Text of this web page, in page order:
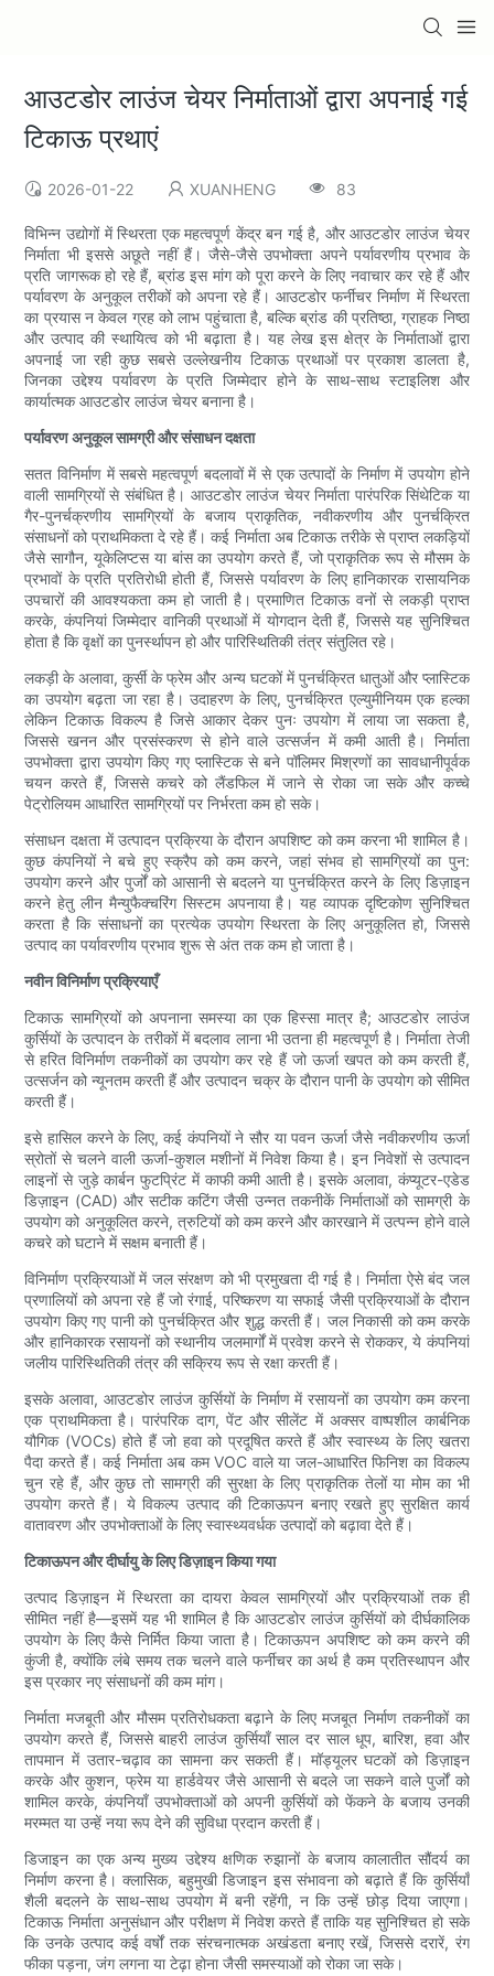
आउटडोर लाउंज चेयर निर्माताओं द्वारा अपनाई गई
टिकाऊ प्रथाएं
2026-01-22 XUANHENG 83
विभिन्न उद्योगों में स्थिरता एक महत्वपूर्ण केंद्र बन गई है, और आउटडोर लाउंज चेयर
निर्माता भी इससे अछूते नहीं हैं। जैसे-जैसे उपभोक्ता अपने पर्यावरणीय प्रभाव के
प्रति जागरूक हो रहे हैं, ब्रांड इस मांग को पूरा करने के लिए नवाचार कर रहे हैं और
पर्यावरण के अनुकूल तरीकों को अपना रहे हैं। आउटडोर फर्नीचर निर्माण में स्थिरता
का प्रयास न केवल ग्रह को लाभ पहुंचाता है, बल्कि ब्रांड की प्रतिष्ठा, ग्राहक निष्ठा
और उत्पाद की स्थायित्व को भी बढ़ाता है। यह लेख इस क्षेत्र के निर्माताओं द्वारा
अपनाई जा रही कुछ सबसे उल्लेखनीय टिकाऊ प्रथाओं पर प्रकाश डालता है,
जिनका उद्देश्य पर्यावरण के प्रति जिम्मेदार होने के साथ-साथ स्टाइलिश और
कार्यात्मक आउटडोर लाउंज चेयर बनाना है।
पर्यावरण अनुकूल सामग्री और संसाधन दक्षता
सतत विनिर्माण में सबसे महत्वपूर्ण बदलावों में से एक उत्पादों के निर्माण में उपयोग होने
वाली सामग्रियों से संबंधित है। आउटडोर लाउंज चेयर निर्माता पारंपरिक सिंथेटिक या
गैर-पुनर्चक्रणीय सामग्रियों के बजाय प्राकृतिक, नवीकरणीय और पुनर्चक्रित
संसाधनों को प्राथमिकता दे रहे हैं। कई निर्माता अब टिकाऊ तरीके से प्राप्त लकड़ियों
जैसे सागौन, यूकेलिप्टस या बांस का उपयोग करते हैं, जो प्राकृतिक रूप से मौसम के
प्रभावों के प्रति प्रतिरोधी होती हैं, जिससे पर्यावरण के लिए हानिकारक रासायनिक
उपचारों की आवश्यकता कम हो जाती है। प्रमाणित टिकाऊ वनों से लकड़ी प्राप्त
करके, कंपनियां जिम्मेदार वानिकी प्रथाओं में योगदान देती हैं, जिससे यह सुनिश्चित
होता है कि वृक्षों का पुनर्स्थापन हो और पारिस्थितिकी तंत्र संतुलित रहे।
लकड़ी के अलावा, कुर्सी के फ्रेम और अन्य घटकों में पुनर्चक्रित धातुओं और प्लास्टिक
का उपयोग बढ़ता जा रहा है। उदाहरण के लिए, पुनर्चक्रित एल्युमीनियम एक हल्का
लेकिन टिकाऊ विकल्प है जिसे आकार देकर पुनः उपयोग में लाया जा सकता है,
जिससे खनन और प्रसंस्करण से होने वाले उत्सर्जन में कमी आती है। निर्माता
उपभोक्ता द्वारा उपयोग किए गए प्लास्टिक से बने पॉलिमर मिश्रणों का सावधानीपूर्वक
चयन करते हैं, जिससे कचरे को लैंडफिल में जाने से रोका जा सके और कच्चे
पेट्रोलियम आधारित सामग्रियों पर निर्भरता कम हो सके।
संसाधन दक्षता में उत्पादन प्रक्रिया के दौरान अपशिष्ट को कम करना भी शामिल है।
कुछ कंपनियों ने बचे हुए स्क्रैप को कम करने, जहां संभव हो सामग्रियों का पुन:
उपयोग करने और पुर्जों को आसानी से बदलने या पुनर्चक्रित करने के लिए डिज़ाइन
करने हेतु लीन मैन्युफैक्चरिंग सिस्टम अपनाया है। यह व्यापक दृष्टिकोण सुनिश्चित
करता है कि संसाधनों का प्रत्येक उपयोग स्थिरता के लिए अनुकूलित हो, जिससे
उत्पाद का पर्यावरणीय प्रभाव शुरू से अंत तक कम हो जाता है।
नवीन विनिर्माण प्रक्रियाएँ
टिकाऊ सामग्रियों को अपनाना समस्या का एक हिस्सा मात्र है; आउटडोर लाउंज
कुर्सियों के उत्पादन के तरीकों में बदलाव लाना भी उतना ही महत्वपूर्ण है। निर्माता तेजी
से हरित विनिर्माण तकनीकों का उपयोग कर रहे हैं जो ऊर्जा खपत को कम करती हैं,
उत्सर्जन को न्यूनतम करती हैं और उत्पादन चक्र के दौरान पानी के उपयोग को सीमित
करती हैं।
इसे हासिल करने के लिए, कई कंपनियों ने सौर या पवन ऊर्जा जैसे नवीकरणीय ऊर्जा
स्रोतों से चलने वाली ऊर्जा-कुशल मशीनों में निवेश किया है। इन निवेशों से उत्पादन
लाइनों से जुड़े कार्बन फुटप्रिंट में काफी कमी आती है। इसके अलावा, कंप्यूटर-एडेड
डिज़ाइन (CAD) और सटीक कटिंग जैसी उन्नत तकनीकें निर्माताओं को सामग्री के
उपयोग को अनुकूलित करने, त्रुटियों को कम करने और कारखाने में उत्पन्न होने वाले
कचरे को घटाने में सक्षम बनाती हैं।
विनिर्माण प्रक्रियाओं में जल संरक्षण को भी प्रमुखता दी गई है। निर्माता ऐसे बंद जल
प्रणालियों को अपना रहे हैं जो रंगाई, परिष्करण या सफाई जैसी प्रक्रियाओं के दौरान
उपयोग किए गए पानी को पुनर्चक्रित और शुद्ध करती हैं। जल निकासी को कम करके
और हानिकारक रसायनों को स्थानीय जलमार्गों में प्रवेश करने से रोककर, ये कंपनियां
जलीय पारिस्थितिकी तंत्र की सक्रिय रूप से रक्षा करती हैं।
इसके अलावा, आउटडोर लाउंज कुर्सियों के निर्माण में रसायनों का उपयोग कम करना
एक प्राथमिकता है। पारंपरिक दाग, पेंट और सीलेंट में अक्सर वाष्पशील कार्बनिक
यौगिक (VOCs) होते हैं जो हवा को प्रदूषित करते हैं और स्वास्थ्य के लिए खतरा
पैदा करते हैं। कई निर्माता अब कम VOC वाले या जल-आधारित फिनिश का विकल्प
चुन रहे हैं, और कुछ तो सामग्री की सुरक्षा के लिए प्राकृतिक तेलों या मोम का भी
उपयोग करते हैं। ये विकल्प उत्पाद की टिकाऊपन बनाए रखते हुए सुरक्षित कार्य
वातावरण और उपभोक्ताओं के लिए स्वास्थ्यवर्धक उत्पादों को बढ़ावा देते हैं।
टिकाऊपन और दीर्घायु के लिए डिज़ाइन किया गया
उत्पाद डिज़ाइन में स्थिरता का दायरा केवल सामग्रियों और प्रक्रियाओं तक ही
सीमित नहीं है—इसमें यह भी शामिल है कि आउटडोर लाउंज कुर्सियों को दीर्घकालिक
उपयोग के लिए कैसे निर्मित किया जाता है। टिकाऊपन अपशिष्ट को कम करने की
कुंजी है, क्योंकि लंबे समय तक चलने वाले फर्नीचर का अर्थ है कम प्रतिस्थापन और
इस प्रकार नए संसाधनों की कम मांग।
निर्माता मजबूती और मौसम प्रतिरोधकता बढ़ाने के लिए मजबूत निर्माण तकनीकों का
उपयोग करते हैं, जिससे बाहरी लाउंज कुर्सियाँ साल दर साल धूप, बारिश, हवा और
तापमान में उतार-चढ़ाव का सामना कर सकती हैं। मॉड्यूलर घटकों को डिज़ाइन
करके और कुशन, फ्रेम या हार्डवेयर जैसे आसानी से बदले जा सकने वाले पुर्जों को
शामिल करके, कंपनियाँ उपभोक्ताओं को अपनी कुर्सियों को फेंकने के बजाय उनकी
मरम्मत या उन्हें नया रूप देने की सुविधा प्रदान करती हैं।
डिजाइन का एक अन्य मुख्य उद्देश्य क्षणिक रुझानों के बजाय कालातीत सौंदर्य का
निर्माण करना है। क्लासिक, बहुमुखी डिजाइन इस संभावना को बढ़ाते हैं कि कुर्सियाँ
शैली बदलने के साथ-साथ उपयोग में बनी रहेंगी, न कि उन्हें छोड़ दिया जाएगा।
टिकाऊ निर्माता अनुसंधान और परीक्षण में निवेश करते हैं ताकि यह सुनिश्चित हो सके
कि उनके उत्पाद कई वर्षों तक संरचनात्मक अखंडता बनाए रखें, जिससे दरारें, रंग
फीका पड़ना, जंग लगना या टेढ़ा होना जैसी समस्याओं को रोका जा सके।